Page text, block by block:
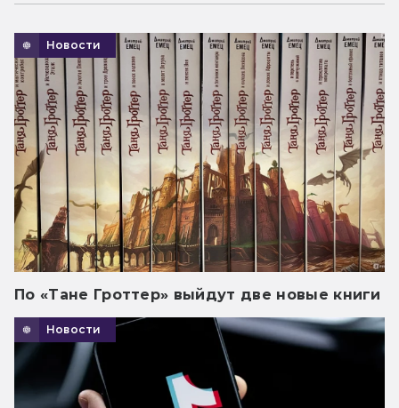
Новости
По «Тане Гроттер» выйдут две новые книги
Новости